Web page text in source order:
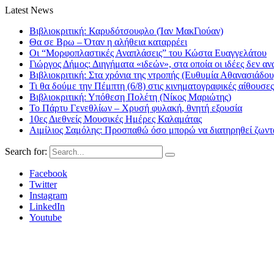
Latest News
Βιβλιοκριτική: Καρυδότσουφλο (Ίαν ΜακΓιούαν)
Θα σε Βρω – Όταν η αλήθεια καταρρέει
Οι “Μορφοπλαστικές Αναπλάσεις” του Κώστα Ευαγγελάτου
Γιώργος Δήμος: Διηγήματα «ιδεών», στα οποία οι ιδέες δεν
Βιβλιοκριτική: Στα χρόνια της ντροπής (Ευθυμία
Τι θα δούμε την Πέμπτη (6/8) στις κινηματογραφικές αίθουσες
Βιβλιοκριτική: Υπόθεση Πολέτη (Νίκος Μαριώτης)
Το Πάρτυ Γενεθλίων – Χρυσή φυλακή, θνητή εξουσία
10ες Διεθνείς Μουσικές Ημέρες Καλαμάτας
Αιμίλιος Σαμόλης: Προσπαθώ όσο μπορώ να διατηρηθεί
Search for:
Facebook
Twitter
Instagram
LinkedIn
Youtube